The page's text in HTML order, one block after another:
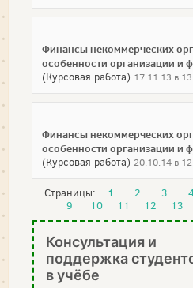
Финансы некоммерческих
особенности организации и
(Курсовая работа) 17.11.13 в
Финансы некоммерческих
особенности организации и
(Курсовая работа) 20.10.14 в
Страницы: 1 2 3
9
10 11 12 13
Консультация и
поддержка
в учёбе